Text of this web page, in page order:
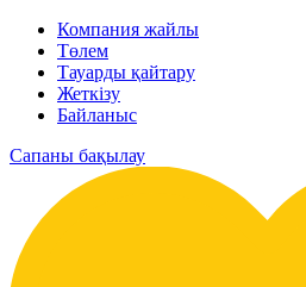
Компания жайлы
Төлем
Тауарды қайтару
Жеткізу
Байланыс
Сапаны бақылау